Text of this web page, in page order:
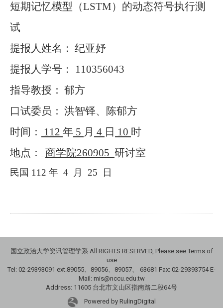
短期记忆模型（LSTM）的动态符号执行测
试
提报人姓名： 纪亚妤
提报人学号：
110356043
指导教授： 郁方
口试委员： 洪智铎、陈郁方
时间：
112 年 5 月 4 日 10 时
地点：
商学院260905 研讨室
民国 112 年 4 月 25 日
国立政治大学资讯管理学系 All RIGHTS RESERVED, Please see Terms of
use
Tel: 02-29393091 ext.89055、89056、89057、
63681 Fax: 02-29393754 E-
Mail: mis@nccu.edu.tw
Address: 11605 台北市文山区指南路二段64号
Powered by RulingDigital